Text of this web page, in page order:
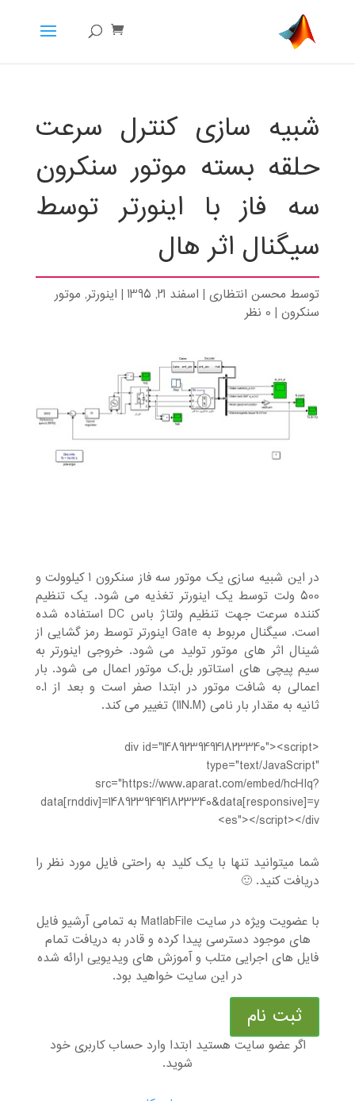
شبیه سازی کنترل سرعت
حلقه بسته موتور سنکرون
سه فاز با اینورتر توسط
سیگنال اثر هال
توسط محسن انتظاری| اسفند 21, 1395 | اینورتر, موتور
سنکرون| 0 نظر
در این شبیه سازی یک موتور سه فاز سنکرون 1 کیلوولت و
500 ولت توسط یک اینورتر تغذیه می شود. یک تنظیم
کننده سرعت جهت تنظیم ولتاژ باس DC استفاده شده
است. سیگنال مربوط به Gate اینورتر توسط رمز گشایی از
شینال اثر های موتور تولید می شود. خروجی اینورتر به
سیم پیچی های استاتور بل.ک موتور اعمال می شود. بار
اعمالی به شافت موتور در ابتدا صفر است و بعد از 0.1
ثانیه به مقدار بار نامی (11N.M) تغییر می کند.
<div id="14892394941823340"><script
type="text/JavaScript"
src="https://www.aparat.com/embed/hcHIq?
data[rnddiv]=14892394941823340&data[responsive]=y
es"></script></div>
شما میتوانید تنها با یک کلید به راحتی فایل مورد نظر را
دریافت کنید. 🙂
با عضویت ویژه در سایت MatlabFile به تمامی آرشیو فایل
های موجود دسترسی پیدا کرده و قادر به دریافت تمام
فایل های اجرایی متلب و آموزش های ویدیویی ارائه شده
در این سایت خواهید بود.
ثبت نام
اگر عضو سایت هستید ابتدا وارد حساب کاربری خود
شوید.